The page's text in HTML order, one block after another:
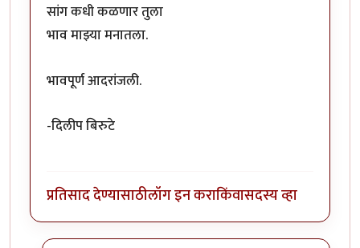
सांग कधी कळणार तुला
भाव माझ्या मनातला.
भावपूर्ण आदरांजली.
-दिलीप बिरुटे
प्रतिसाद देण्यासाठीलॉग इन कराकिंवासदस्य व्हा